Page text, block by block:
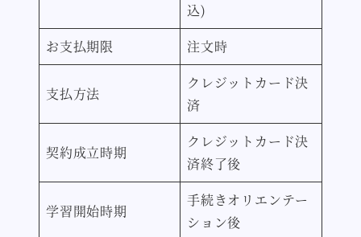
込)
お支払期限
注文時
支払方法
クレジットカード決
済
契約成立時期
クレジットカード決
済終了後
学習開始時期
手続きオリエンテー
ション後